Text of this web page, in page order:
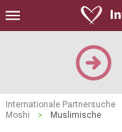
Internationale Partnersuche
Moshi
> Muslimische